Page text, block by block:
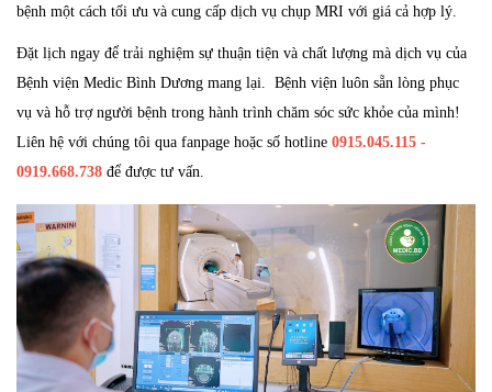
bệnh một cách tối ưu và cung cấp dịch vụ chụp MRI với giá cả hợp lý.
Đặt lịch ngay để trải nghiệm sự thuận tiện và chất lượng mà dịch vụ của
Bệnh viện Medic Bình Dương mang lại. Bệnh viện luôn sẵn lòng phục
vụ và hỗ trợ người bệnh trong hành trình chăm sóc sức khỏe của mình!
Liên hệ với chúng tôi qua fanpage hoặc số hotline 0915.045.115 -
0919.668.738 để được tư vấn.